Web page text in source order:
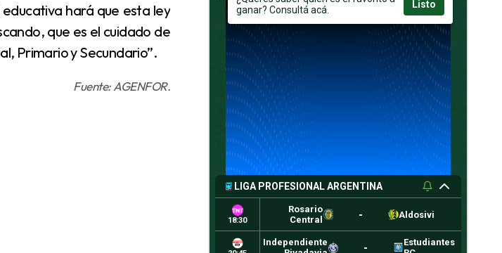
que es el cuidado de
Primario y Secundario”.
Fuente: AGENFOR.